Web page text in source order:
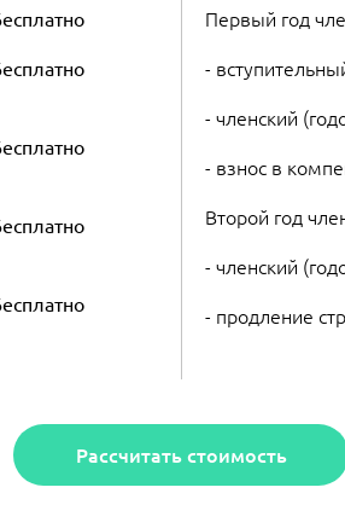
Первый год
-
- членский
- взнос в
Второй год
- членский
- продление
Рассчитать стоимость